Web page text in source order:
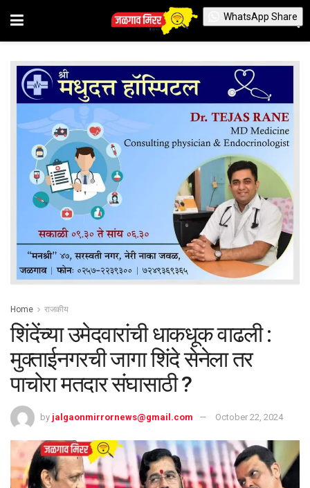
Home राजकीय
शिंदेंच्या उमेदवारांची धाकधूक वाढली :
मुक्ताईनगरची जागा शिंदे सेनेला तर
पाचोरा मतदार संघासाठी ?
by jalgaonmirrornews@gmail.com October 22, 2024
WhatsApp Share